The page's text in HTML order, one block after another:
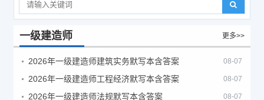
一级建造师 更多>>
2026年一级建造师建筑实务默写本含答案 08-07
2026年一级建造师工程经济默写本含答案 08-07
2026年一级建造师法规默写本含答案 08-07